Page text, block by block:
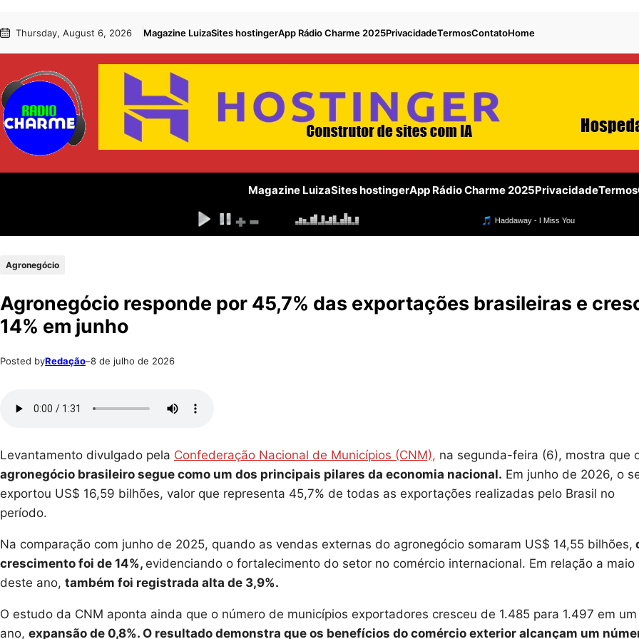
para
conteúdo
to Thursday, August 6, 2026 Magazine LuizaSites hostingerApp Rádio Charme 2025PrivacidadeTermosContatoHome
Magazine LuizaSites hostingerApp Rádio Charme 2025PrivacidadeTermos
Agronegócio
Agronegócio responde por 45,7% das exportações brasileiras e
14% em junho
Posted byRedação–8 de julho de 2026
Levantamento divulgado pela Confederação Nacional de Municípios (CNM), na segunda-feira (6), mostra que
agronegócio brasileiro segue como um dos principais pilares da economia nacional. Em junho de 2026, o
exportou US$ 16,59 bilhões, valor que representa 45,7% de todas as exportações realizadas pelo Brasil no
período.
Na comparação com junho de 2025, quando as vendas externas do agronegócio somaram US$ 14,55 bilhões,
crescimento foi de 14%, evidenciando o fortalecimento do setor no comércio internacional. Em relação a maio
deste ano, também foi registrada alta de 3,9%.
O estudo da CNM aponta ainda que o número de municípios exportadores cresceu de 1.485 para 1.497 em um
ano, expansão de 0,8%. O resultado demonstra que os benefícios do comércio exterior alcançam um